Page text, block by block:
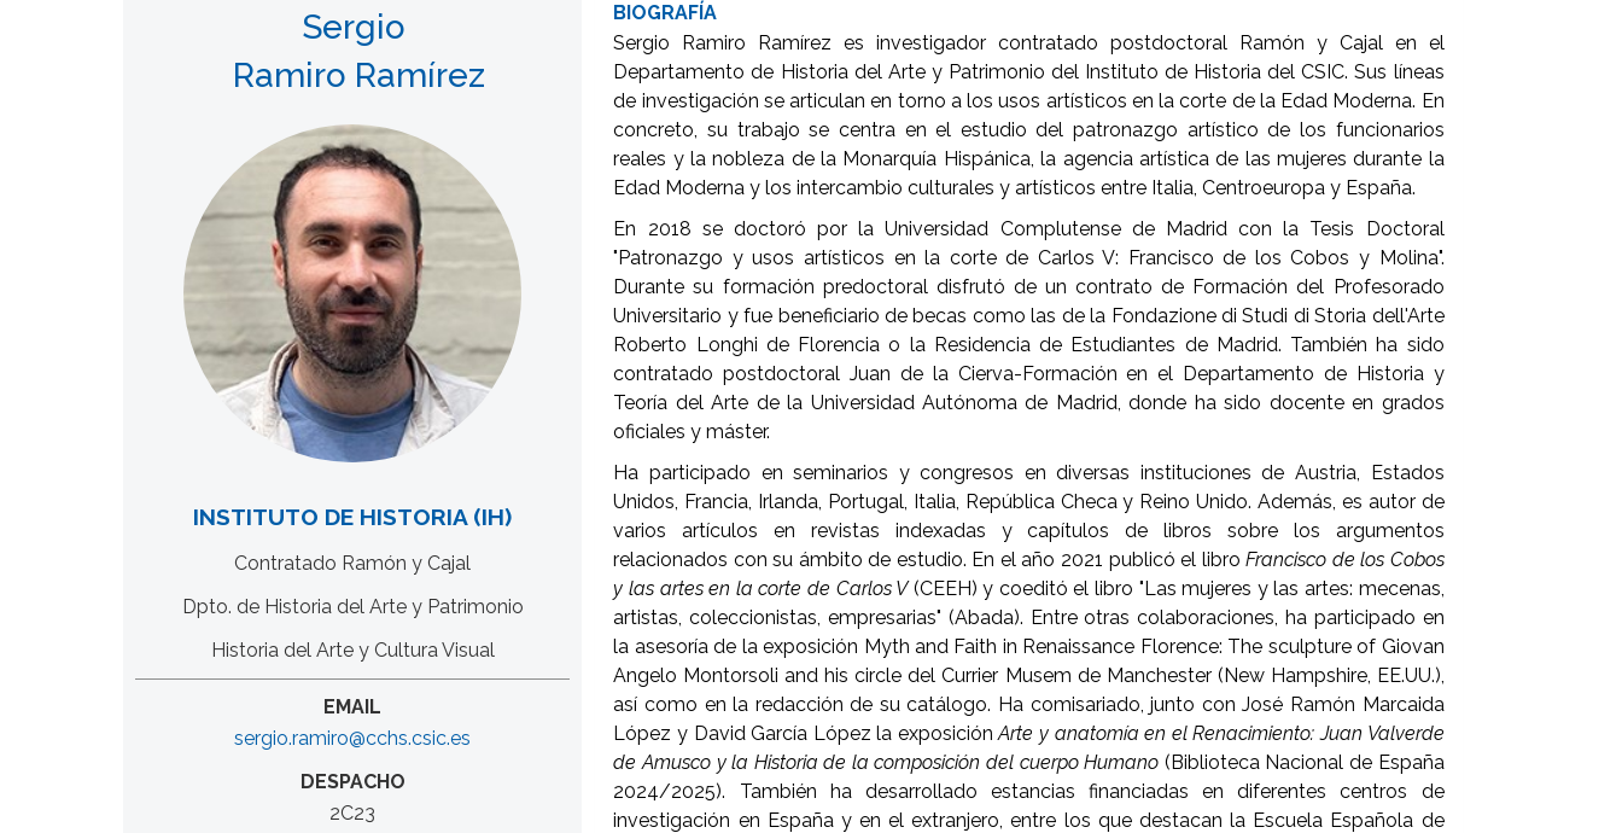
Sergio
Ramiro Ramírez
INSTITUTO DE HISTORIA (IH)
Contratado Ramón y Cajal
Dpto. de Historia del Arte y Patrimonio
Historia del Arte y Cultura Visual
EMAIL
sergio.ramiro@cchs.csic.es
DESPACHO
2C23
BIOGRAFÍA
Sergio Ramiro Ramírez es investigador contratado postdoctoral Ramón y Cajal en el
Departamento de Historia del Arte y Patrimonio del Instituto de Historia del CSIC. Sus líneas
de investigación se articulan en torno a los usos artísticos en la corte de la Edad Moderna. En
concreto, su trabajo se centra en el estudio del patronazgo artístico de los funcionarios
reales y la nobleza de la Monarquía Hispánica, la agencia artística de las mujeres durante la
Edad Moderna y los intercambio culturales y artísticos entre Italia, Centroeuropa y España.
En 2018 se doctoró por la Universidad Complutense de Madrid con la Tesis Doctoral
"Patronazgo y usos artísticos en la corte de Carlos V: Francisco de los Cobos y Molina".
Durante su formación predoctoral disfrutó de un contrato de Formación del Profesorado
Universitario y fue beneficiario de becas como las de la Fondazione di Studi di Storia dell'Arte
Roberto Longhi de Florencia o la Residencia de Estudiantes de Madrid. También ha sido
contratado postdoctoral Juan de la Cierva-Formación en el Departamento de Historia y
Teoría del Arte de la Universidad Autónoma de Madrid, donde ha sido docente en grados
oficiales y máster.
Ha participado en seminarios y congresos en diversas instituciones de Austria, Estados
Unidos, Francia, Irlanda, Portugal, Italia, República Checa y Reino Unido. Además, es autor de
varios artículos en revistas indexadas y capítulos de libros sobre los argumentos
relacionados con su ámbito de estudio. En el año 2021 publicó el libroFrancisco de los Cobos
y las artes en la corte de Carlos V(CEEH) y coeditó el libro "Las mujeres y las artes: mecenas,
artistas, coleccionistas, empresarias" (Abada). Entre otras colaboraciones, ha participado en
la asesoría de la exposición Myth and Faith in Renaissance Florence: The sculpture of Giovan
Angelo Montorsoli and his circle del Currier Musem de Manchester (New Hampshire, EE.UU.),
así como en la redacción de su catálogo. Ha comisariado, junto con José Ramón Marcaida
López y David García López la exposiciónArte y anatomía en el Renacimiento: Juan Valverde
de Amusco y la Historia de la composición del cuerpo Humano (Biblioteca Nacional de España
2024/2025). También ha desarrollado estancias financiadas en diferentes centros de
investigación en España y en el extranjero, entre los que destacan la Escuela Española de